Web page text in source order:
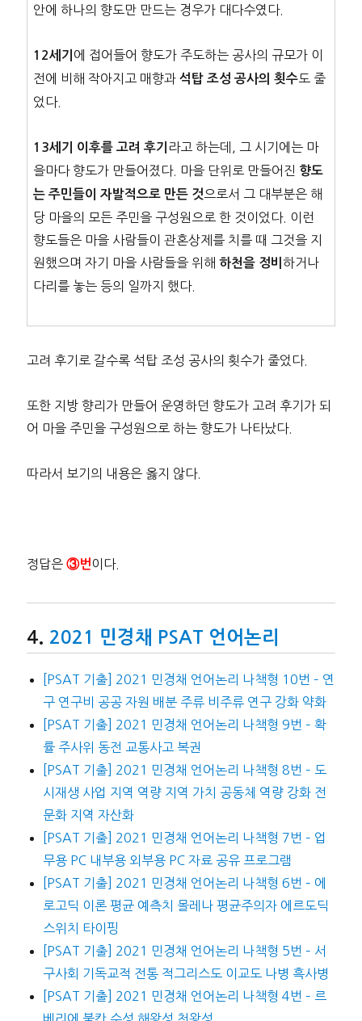
안에 하나의 향도만 만드는 경우가 대다수였다.
12세기 에 접어들어 향도가 주도하는 공사의 규모가 이
전에 비해 작아지고 매향과 석탑 조성 공사의 횟수도 줄
었다.
13세기 이후를 고려 후기 라고 하는데, 그 시기에는 마
을마다 향도가 만들어졌다. 마을 단위로 만들어진 향도
는 주민들이 자발적으로 만든 것 으로서 그 대부분은 해
당 마을의 모든 주민을 구성원으로 한 것이었다. 이런
향도들은 마을 사람들이 관혼상제를 치를 때 그것을 지
원했으며 자기 마을 사람들을 위해 하천을 정비 하거나
다리를 놓는 등의 일까지 했다.
고려 후기로 갈수록 석탑 조성 공사의 횟수가 줄었다.
또한 지방 향리가 만들어 운영하던 향도가 고려 후기가 되
어 마을 주민을 구성원으로 하는 향도가 나타났다.
따라서 보기의 내용은 옳지 않다.
정답은 ③번 이다.
2021 민경채 PSAT 언어논리
[PSAT 기출] 2021 민경채 언어논리 나책형 10번 – 연
구 연구비 공공 자원 배분 주류 비주류 연구 강화 약화
[PSAT 기출] 2021 민경채 언어논리 나책형 9번 – 확
률 주사위 동전 교통사고 복권
[PSAT 기출] 2021 민경채 언어논리 나책형 8번 – 도
시재생 사업 지역 역량 지역 가치 공동체 역량 강화 전
문화 지역 자산화
[PSAT 기출] 2021 민경채 언어논리 나책형 7번 – 업
무용 PC 내부용 외부용 PC 자료 공유 프로그램
[PSAT 기출] 2021 민경채 언어논리 나책형 6번 – 에
로고딕 이론 평균 예측치 몰레나 평균주의자 에르도딕
스위치 타이핑
[PSAT 기출] 2021 민경채 언어논리 나책형 5번 – 서
구사회 기독교적 전통 적그리스도 이교도 나병 흑사병
[PSAT 기출] 2021 민경채 언어논리 나책형 4번 – 르